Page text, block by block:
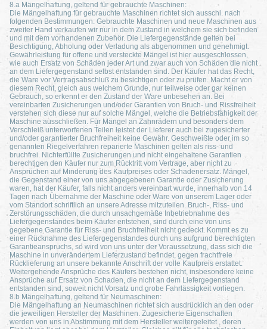
8.a Mängelhaftung, geltend für gebrauchte Maschinen:
Die Mängelhaftung für gebrauchte Maschinen richtet sich ausschl. nach
folgenden Bestimmungen: Gebrauchte Maschinen und neue Maschinen aus
zweiter Hand verkaufen wir nur in dem Zustand in welchem sie sich befinden
und mit dem vorhandenen Zubehör. Die Liefergegenstände gelten bei
Besichtigung, Abholung oder Verladung als abgenommen und genehmigt.
Gewährleistung für offene und versteckte Mängel ist hier ausgeschlossen,
wie auch Ersatz von Schäden jeder Art und zwar auch von Schäden die nicht
an dem Liefergegenstand selbst entstanden sind. Der Käufer hat das Recht,
die Ware vor Vertragsabschluß zu besichtigen oder zu prüfen. Macht er von
diesem Recht, gleich aus welchem Grunde, nur teilweise oder gar keinen
Gebrauch, so erkennt er den Zustand der Ware unbesehen an. Bei
vereinbarten Zusicherungen und/oder Garantien von Bruch- und Rissfreiheit
verstehen sich diese nur auf solche Mängel, welche die Betriebsfähigkeit der
Maschine ausschließen. Für Mängel an Zahnrädern und besonders dem
Verschleiß unterworfenen Teilen leistet der Lieferer auch bei zugesicherter
und/oder garantierter Bruchfreiheit keine Gewähr. Geschweißte oder im so
genannten Riegelverfahren reparierte Maschinen gelten als riss- und
bruchfrei. Nichterfüllte Zusicherungen und nicht eingehaltene Garantien
berechtigen den Käufer nur zum Rücktritt vom Vertrage, aber nicht zu
Ansprüchen auf Minderung des Kaufpreises oder Schadenersatz. Mängel,
die Gegenstand einer von uns abgegebenen Garantie oder Zusicherung
waren, hat der Käufer, falls nicht anders vereinbart wurde, innerhalb von 14
Tagen nach Übernahme der Maschine oder Ware von unserem Lager oder
vom Standort schriftlich an unsere Adresse mitzuteilen. Bruch-, Riss- und
Zerstörungsschäden, die durch unsachgemäße Inbetriebnahme des
Liefergegenstandes beim Käufer entstehen, sind durch eine von uns
gegebene Garantie für Riss- und Bruchfreiheit nicht gedeckt. Kommt es zu
einer Rücknahme des Liefergegenstandes durch uns aufgrund berechtigten
Garantieanspruchs, so wird von uns unter der Voraussetzung, dass sich die
Maschine in unverändertem Lieferzustand befindet, gegen frachtfreie
Rücklieferung an unsere bekannte Anschrift der volle Kaufpreis erstattet.
Weitergehende Ansprüche des Käufers bestehen nicht, insbesondere keine
Ansprüche auf Ersatz von Schaden, die nicht an dem Liefergegenstand
entstanden sind, soweit nicht Vorsatz und grobe Fahrlässigkeit vorliegen.
8.b Mängelhaftung, geltend für Neumaschinen:
Die Mängelhaftung an Neumaschinen richtet sich ausdrücklich an den oder
die jeweiligen Hersteller der Maschinen. Zugesicherte Eigenschaften
werden von uns in Abstimmung mit dem Hersteller weitergeleitet , deren